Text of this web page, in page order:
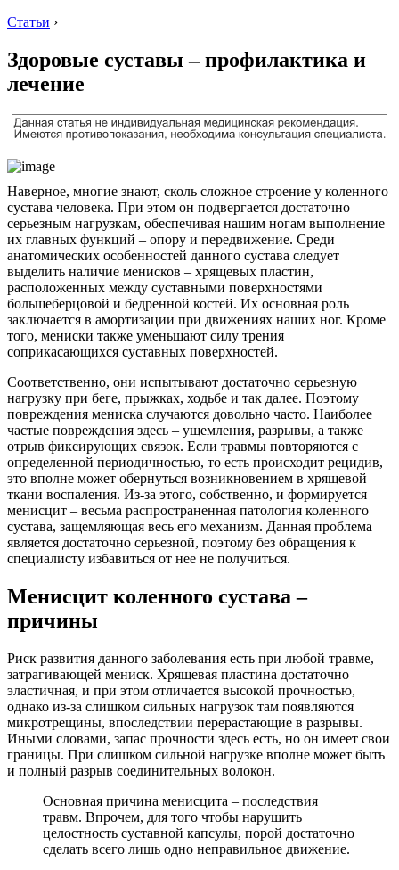
Статьи ›
Здоровые суставы – профилактика и
лечение
Наверное, многие знают, сколь сложное строение у коленного
сустава человека. При этом он подвергается достаточно
серьезным нагрузкам, обеспечивая нашим ногам выполнение
их главных функций – опору и передвижение. Среди
анатомических особенностей данного сустава следует
выделить наличие менисков – хрящевых пластин,
расположенных между суставными поверхностями
большеберцовой и бедренной костей. Их основная роль
заключается в амортизации при движениях наших ног. Кроме
того, мениски также уменьшают силу трения
соприкасающихся суставных поверхностей.
Соответственно, они испытывают достаточно серьезную
нагрузку при беге, прыжках, ходьбе и так далее. Поэтому
повреждения мениска случаются довольно часто. Наиболее
частые повреждения здесь – ущемления, разрывы, а также
отрыв фиксирующих связок. Если травмы повторяются с
определенной периодичностью, то есть происходит рецидив,
это вполне может обернуться возникновением в хрящевой
ткани воспаления. Из-за этого, собственно, и формируется
менисцит – весьма распространенная патология коленного
сустава, защемляющая весь его механизм. Данная проблема
является достаточно серьезной, поэтому без обращения к
специалисту избавиться от нее не получиться.
Менисцит коленного сустава –
причины
Риск развития данного заболевания есть при любой травме,
затрагивающей мениск. Хрящевая пластина достаточно
эластичная, и при этом отличается высокой прочностью,
однако из-за слишком сильных нагрузок там появляются
микротрещины, впоследствии перерастающие в разрывы.
Иными словами, запас прочности здесь есть, но он имеет свои
границы. При слишком сильной нагрузке вполне может быть
и полный разрыв соединительных волокон.
Основная причина менисцита – последствия
травм. Впрочем, для того чтобы нарушить
целостность суставной капсулы, порой достаточно
сделать всего лишь одно неправильное движение.